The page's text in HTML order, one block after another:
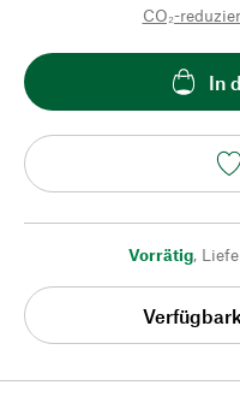
CO₂-
In
Vorrätig,